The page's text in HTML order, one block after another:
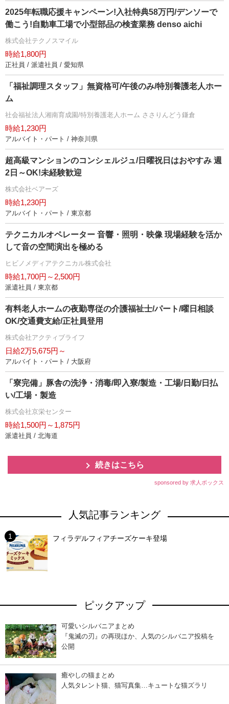
2025年転職応援キャンペーン!入社特典58万円/デンソーで
働こう!自動車工場で小型部品の検査業務 denso aichi
株式会社テクノスマイル
時給1,800円
正社員 / 派遣社員 / 愛知県
「福祉調理スタッフ」無資格可/午後のみ/特別養護老人ホー
ム
社会福祉法人湘南育成園/特別養護老人ホーム ささりんどう鎌倉
時給1,230円
アルバイト・パート / 神奈川県
超高級マンションのコンシェルジュ/日曜祝日はおやすみ 週
2日～OK!未経験歓迎
株式会社ベアーズ
時給1,230円
アルバイト・パート / 東京都
テクニカルオペレーター 音響・照明・映像 現場経験を活か
して音の空間演出を極める
ヒビノメディアテクニカル株式会社
時給1,700円～2,500円
派遣社員 / 東京都
有料老人ホームの夜勤専従の介護福祉士/パート/曜日相談
OK/交通費支給/正社員登用
株式会社アクティブライフ
日給2万5,675円～
アルバイト・パート / 大阪府
「寮完備」豚舎の洗浄・消毒/即入寮/製造・工場/日勤/日払
い/工場・製造
株式会社京栄センター
時給1,500円～1,875円
派遣社員 / 北海道
続きはこちら
sponsored by 求人ボックス
人気記事ランキング
フィラデルフィアチーズケーキ登場
ピックアップ
可愛いシルバニアまとめ
『鬼滅の刃』の再現ほか、人気のシルバニア投稿を
公開
癒やしの猫まとめ
人気タレント猫、猫写真集…キュートな猫ズラリ